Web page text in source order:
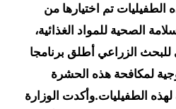
الطفيليات تم اختيارها من
الصحية للمواد الغذائية،
الزراعي أطلق برنامجا
لمكافحة هذه الحشرة
الطفيليات.وأكدت الوزارة